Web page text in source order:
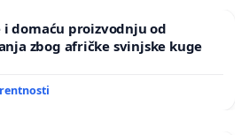
domaću proizvodnju od
zbog afričke svinjske kuge